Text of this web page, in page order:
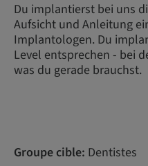
Du implantierst bei uns
Aufsicht und Anleitung
Implantologen. Du
Level entsprechen - bei
was du gerade brauchst.
Groupe cible: Dentistes